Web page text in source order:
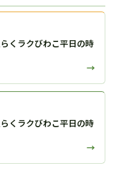
くラクびわこ平日の時
→
くラクびわこ平日の時
→